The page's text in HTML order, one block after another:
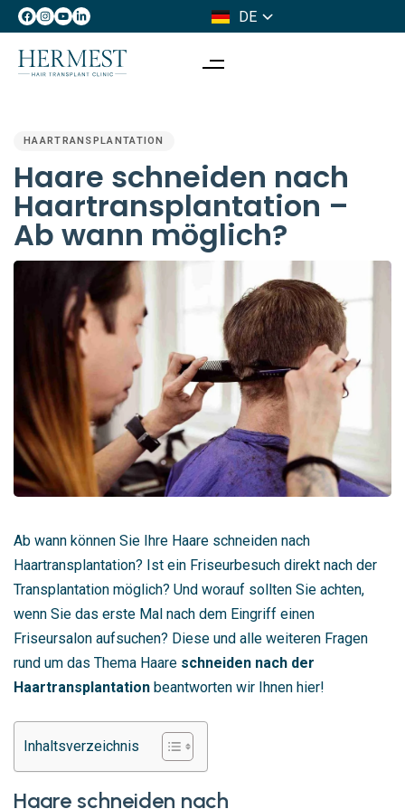
DE
IT
IN:
HAARTRANSPLANTATION
Haare schneiden nach
Haartransplantation –
Ab wann möglich?
Ab wann können Sie Ihre Haare schneiden nach
Haartransplantation? Ist ein Friseurbesuch direkt nach der
Transplantation möglich? Und worauf sollten Sie achten,
wenn Sie das erste Mal nach dem Eingriff einen
Friseursalon aufsuchen? Diese und alle weiteren Fragen
rund um das Thema Haare schneiden nach der
Haartransplantation beantworten wir Ihnen hier!
Inhaltsverzeichnis
Haare schneiden nach